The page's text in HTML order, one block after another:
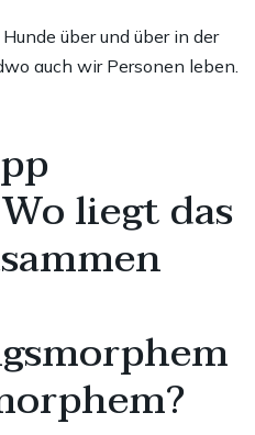
über und über in der
auch wir Personen leben.
liegt das